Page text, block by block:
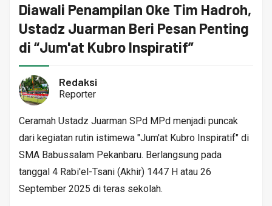
Diawali Penampilan Oke Tim Hadroh,
Ustadz Juarman Beri Pesan Penting
di “Jum'at Kubro Inspiratif”
Redaksi
Reporter
Ceramah Ustadz Juarman SPd MPd menjadi puncak
dari kegiatan rutin istimewa "Jum'at Kubro Inspiratif" di
SMA Babussalam Pekanbaru. Berlangsung pada
tanggal 4 Rabi'el-Tsani (Akhir) 1447 H atau 26
September 2025 di teras sekolah.